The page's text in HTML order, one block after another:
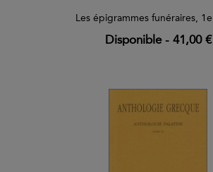
Les épigrammes funéraires,
Disponible- 41,00 €